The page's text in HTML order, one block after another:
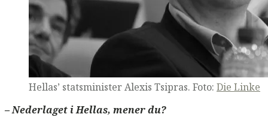
Hellas’ statsminister Alexis Tsipras. Foto: Die Linke
– Nederlaget i Hellas, mener du?